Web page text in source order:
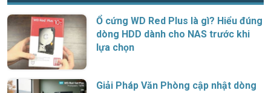
Ổ cứng WD Red Plus là gì? Hiểu đúng
dòng HDD dành cho NAS trước khi
lựa chọn
Giải Pháp Văn Phòng cập nhật dòng